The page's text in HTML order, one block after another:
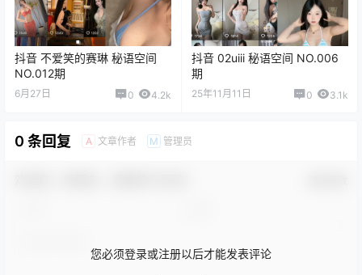
抖音 不爱笑的赛琳 秘语空间
NO.012期
6月27日 0 4.2k
抖音 02uiii 秘语空间 NO.006
期
25年11月11日 0 3.1k
0 条回复 A 文章作者 M 管理员
您必须登录或注册以后才能发表评论